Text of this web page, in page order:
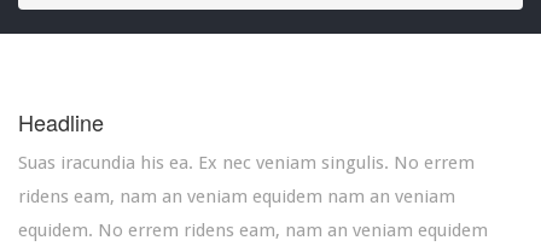
Headline
Suas iracundia his ea. Ex nec veniam singulis. No errem
ridens eam, nam an veniam equidem nam an veniam
equidem. No errem ridens eam, nam an veniam equidem